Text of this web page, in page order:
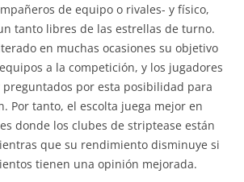
de equipo o rivales- y físico,
tanto libres de las estrellas de turno.
en muchas ocasiones su objetivo
a la competición, y los jugadores
preguntados por esta posibilidad para
Por tanto, el escolta juega mejor en
donde los clubes de striptease están
que su rendimiento disminuye si
tienen una opinión mejorada.